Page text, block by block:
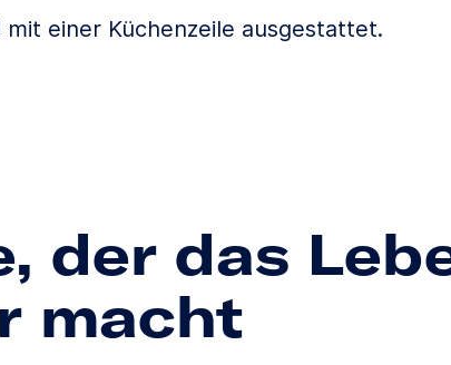
mit einer Küchenzeile ausgestattet.
der das
macht